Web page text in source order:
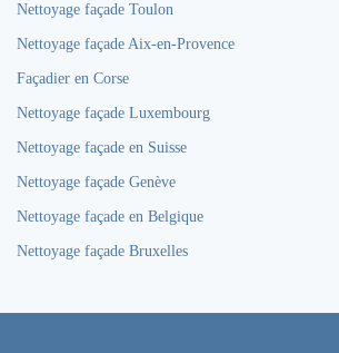
Nettoyage façade Toulon
Nettoyage façade Aix-en-Provence
Façadier en Corse
Nettoyage façade Luxembourg
Nettoyage façade en Suisse
Nettoyage façade Genève
Nettoyage façade en Belgique
Nettoyage façade Bruxelles